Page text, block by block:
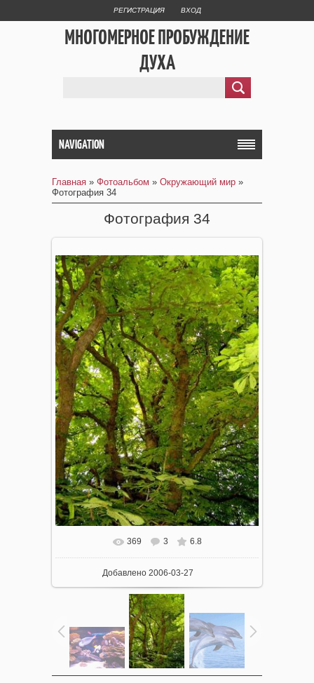
РЕГИСТРАЦИЯ ВХОД
МНОГОМЕРНОЕ ПРОБУЖДЕНИЕ
ДУХА
NAVIGATION
Главная » Фотоальбом » Окружающий мир »
Фотография 34
Фотография 34
369 3 6.8
Добавлено 2006-03-27